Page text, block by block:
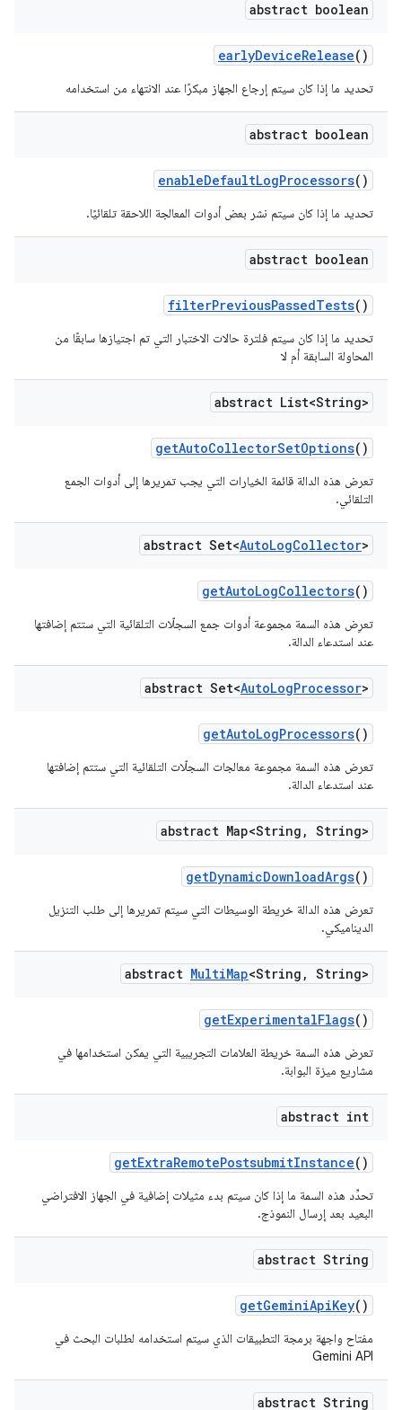
abstract boolean
earlyDeviceRelease()
تحديد ما إذا كان سيتم إرجاع الجهاز مبكرًا عند الانتهاء من استخدامه
abstract boolean
enableDefaultLogProcessors()
تحديد ما إذا كان سيتم نشر بعض أدوات المعالجة اللاحقة تلقائيًا.
abstract boolean
filterPreviousPassedTests()
تحديد ما إذا كان سيتم فلترة حالات الاختبار التي تم اجتيازها سابقًا من
المحاولة السابقة أم لا
abstract List<String>
getAutoCollectorSetOptions()
تعرض هذه الدالة قائمة الخيارات التي يجب تمريرها إلى أدوات الجمع
التلقائي.
abstract Set<AutoLogCollector>
getAutoLogCollectors()
تعرِض هذه السمة مجموعة أدوات جمع السجلّات التلقائية التي ستتم إضافتها
عند استدعاء الدالة.
abstract Set<AutoLogProcessor>
getAutoLogProcessors()
تعرض هذه السمة مجموعة معالجات السجلّات التلقائية التي ستتم إضافتها
عند استدعاء الدالة.
abstract Map<String , String>
getDynamicDownloadArgs()
تعرض هذه الدالة خريطة الوسيطات التي سيتم تمريرها إلى طلب التنزيل
الديناميكي.
abstract MultiMap<String , String>
getExperimentalFlags()
تعرض هذه السمة خريطة العلامات التجريبية التي يمكن استخدامها في
مشاريع ميزة البوابة.
abstract int
getExtraRemotePostsubmitInstance()
تحدِّد هذه السمة ما إذا كان سيتم بدء مثيلات إضافية في الجهاز الافتراضي
البعيد بعد إرسال النموذج.
abstract String
getGeminiApiKey()
مفتاح واجهة برمجة التطبيقات الذي سيتم استخدامه لطلبات البحث في
Gemini API
abstract String